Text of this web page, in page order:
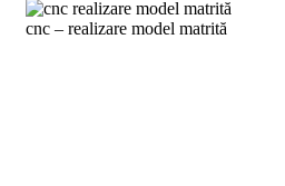
cnc – realizare model matrită